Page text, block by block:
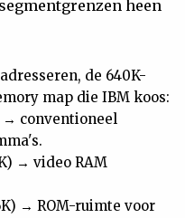
heen
de 640K-
map die IBM koos:
→ conventioneel
→ video RAM
→ ROM-ruimte voor